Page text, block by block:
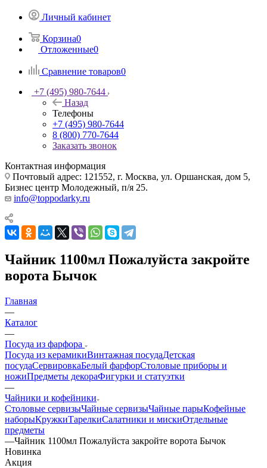
Личный кабинет
Корзина0
Отложенные0
Сравнение товаров0
+7 (495) 980-7644
Назад
Телефоны
+7 (495) 980-7644
8 (800) 770-7644
Заказать звонок
Контактная информация
Почтовый адрес: 121552, г. Москва, ул. Оршанская, дом 5,
Бизнес центр Молодежный, п/я 25.
info@toppodarky.ru
Чайник 1100мл Пожалуйста закройте
ворота Бычок
Главная
—
Каталог
—
Посуда из фарфора
Посуда из керамикиВинтажная посудаДетская
посудаСервировкаБелый фарфорСтоловые приборы и
ножиПредметы декораФигурки и статуэтки
—
Чайники и кофейники
Столовые сервизыЧайные сервизыЧайные парыКофейные
наборыКружкиТарелкиСалатники и мискиОтдельные
предметы
—Чайник 1100мл Пожалуйста закройте ворота Бычок
Новинка
Акция